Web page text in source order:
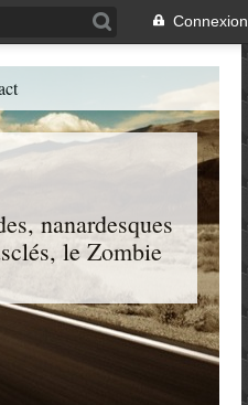
Connexion
nanardesques
le Zombie